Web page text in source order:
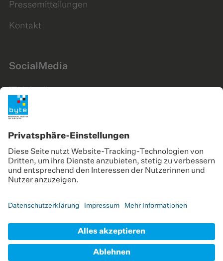
Pressemitteilungen
Kontakt
SocialMedia
Instagram
YouTube
© 2025 byte - Bayerische Agentur für Digitales